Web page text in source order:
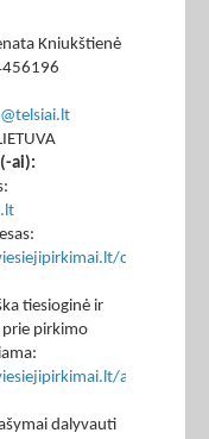
Kniukštienė
ai):
ctm/
tiesioginė ir
prie pirkimo
app/rfq/
dalyvauti